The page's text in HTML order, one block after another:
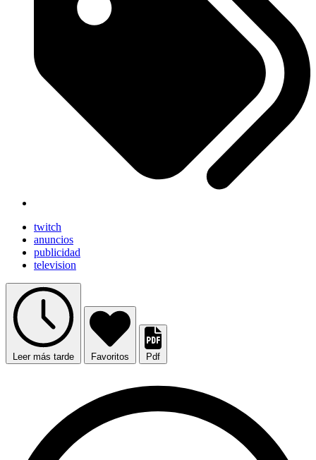
twitch
anuncios
publicidad
television
Leer más tarde Favoritos Pdf